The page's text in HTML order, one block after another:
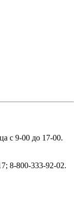
с 9-00 до 17-00.
8-800-333-92-02.